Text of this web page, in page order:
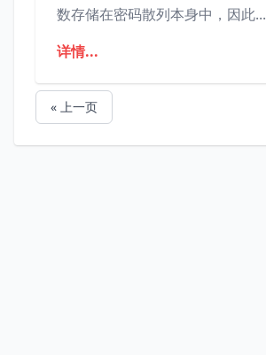
数存储在密码散列本身中，因此...
详情...
« 上一页